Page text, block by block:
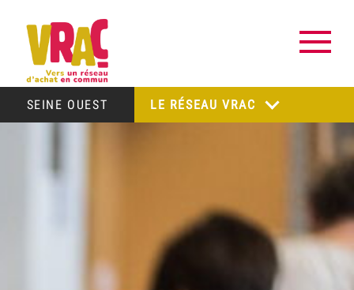
SEINE OUEST LE RÉSEAU VRAC